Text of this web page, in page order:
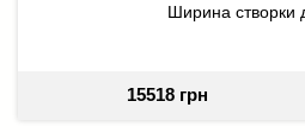
Ширина створки
15518 грн